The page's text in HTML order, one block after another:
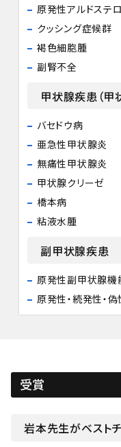
原発性アルドステ
クッシング症候群
褐色細胞腫
副腎不全
甲状腺疾患（甲
バセドウ病
亜急性甲状腺炎
無痛性甲状腺炎
甲状腺クリーゼ
橋本病
粘液水腫
副甲状腺疾患
原発性副甲状腺機
原発性・続発性・
受賞
岩本先生がベスト